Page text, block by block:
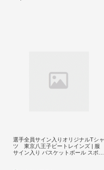
選手全員サイン入りオリジナルTシャ
ツ 東京八王子ビートレインズ | 服
サイン入り バスケットボール スポー